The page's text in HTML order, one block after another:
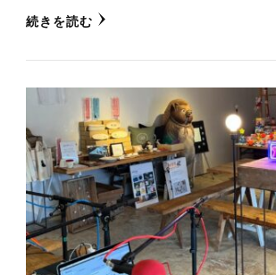
続きを読む